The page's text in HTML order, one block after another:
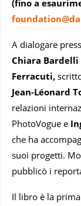
(fino a
A dialogare
Chiara Bardelli
Ferracuti,
Jean-Léonard
relazioni
PhotoVogue e
che ha
suoi progetti.
pubblicò i
Il libro è la